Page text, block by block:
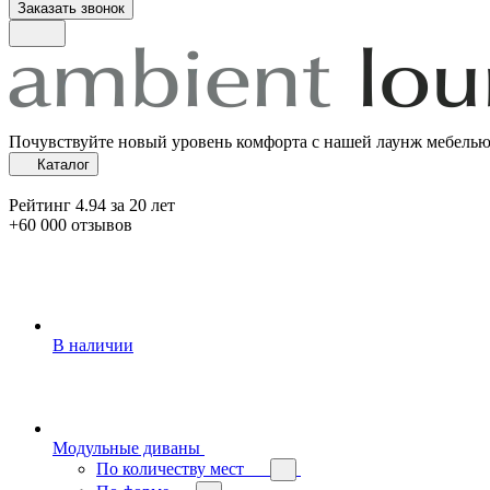
Заказать звонок
Почувствуйте новый уровень комфорта с нашей лаунж мебелью
Каталог
Рейтинг 4.94 за 20 лет
+60 000 отзывов
В наличии
Модульные диваны
По количеству мест